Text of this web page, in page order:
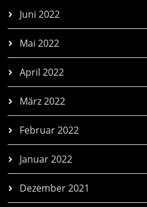
Juni 2022
Mai 2022
April 2022
März 2022
Februar 2022
Januar 2022
Dezember 2021